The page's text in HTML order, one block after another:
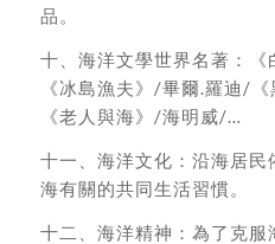
品。
十、海洋文學世界名著：《
《冰島漁夫》/畢爾.羅迪/
《老人與海》/海明威/…
十一、海洋文化：沿海居
海有關的共同生活習慣。
十二、海洋精神：為了克服